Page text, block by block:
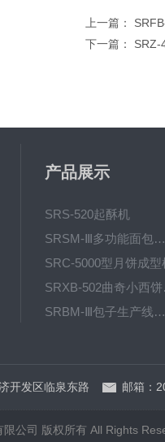
上一篇：
下一篇： SRZ-
产品展示
SRS-520起酥机
SRSM-Ⅲ多功能面包生产线 酥饼机
SRC-5000型月饼成型
SRBM-Ⅲ包子生产线（包子机）
开发区临泉东路 邮箱：
限公司 版权所有 All Rights